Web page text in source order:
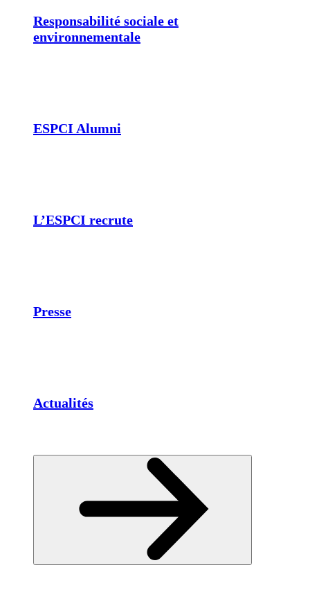
Responsabilité sociale et
environnementale
ESPCI Alumni
L’ESPCI recrute
Presse
Actualités